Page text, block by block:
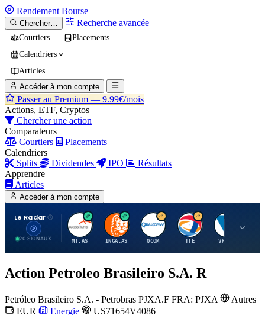
Rendement Bourse
Chercher… Recherche avancée
Courtiers
Placements
Calendriers
Articles
Accéder à mon compte
Passer au Premium — 9.99€/mois
Actions, ETF, Cryptos
Chercher une action
Comparateurs
Courtiers
Placements
Calendriers
Splits
Dividendes IPO
Résultats
Apprendre
Articles
Accéder à mon compte
Le Radar
20 SIGNAUX
A
MT.AS
I
INGA.AS
Q
QCOM
T
TTE VK.PA
Action Petroleo Brasileiro S.A. R
Petróleo Brasileiro S.A. - Petrobras PJXA.F FRA: PJXA
Autres
EUR
Energie
US71654V4086